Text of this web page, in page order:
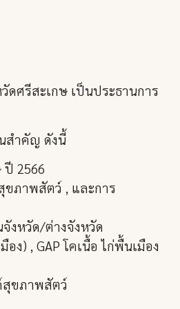
ดศรีสะเกษ เป็นประธานการ
สำคัญ ดังนี้
2566
ขภาพสัตว์ , และการ
งหวัด/ต่างจังหวัด
ง) , GAP โคเนื้อ ไก่พื้นเมือง
สุขภาพสัตว์